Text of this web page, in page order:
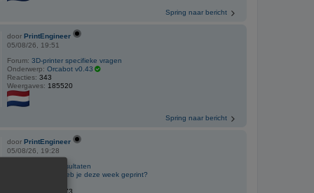
Spring naar bericht
doorPrintEngineer
05/08/26, 19:51
Forum:3D-printer specifieke vragen
Onderwerp:Orcabot v0.43
Reacties:343
Weergaves: 185520
Spring naar bericht
doorPrintEngineer
05/08/26, 19:28
3D print resultaten
Wat heb je deze week geprint?